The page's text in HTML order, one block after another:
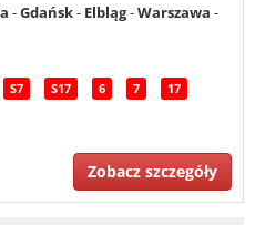
-Gdańsk- Elbląg-Warszawa -
S7 S17 6 7 17
Zobacz szczegóły